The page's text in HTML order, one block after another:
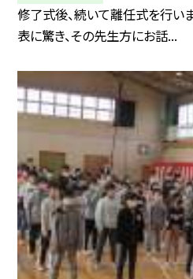
修了式後、続いて離任式を行い
表に驚き、その先生方にお話...